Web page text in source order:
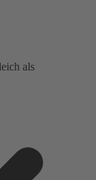
als